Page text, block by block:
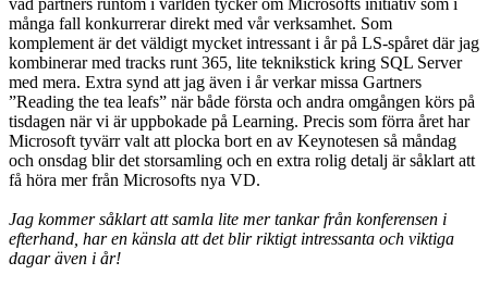
vad partners runtom i världen tycker om Microsofts initiativ som i
många fall konkurrerar direkt med vår verksamhet. Som
komplement är det väldigt mycket intressant i år på LS-spåret där jag
kombinerar med tracks runt 365, lite teknikstick kring SQL Server
med mera. Extra synd att jag även i år verkar missa Gartners
”Reading the tea leafs” när både första och andra omgången körs på
tisdagen när vi är uppbokade på Learning. Precis som förra året har
Microsoft tyvärr valt att plocka bort en av Keynotesen så måndag
och onsdag blir det storsamling och en extra rolig detalj är såklart att
få höra mer från Microsofts nya VD.
Jag kommer såklart att samla lite mer tankar från konferensen i
efterhand, har en känsla att det blir riktigt intressanta och viktiga
dagar även i år!